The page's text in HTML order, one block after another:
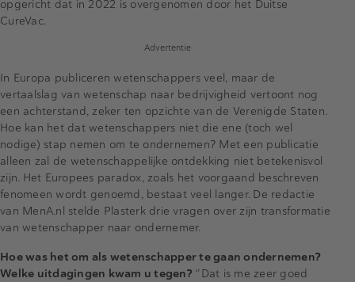
opgericht dat in 2022 is overgenomen door het Duitse
CureVac.
Advertentie
In Europa publiceren wetenschappers veel, maar de
vertaalslag van wetenschap naar bedrijvigheid vertoont nog
een achterstand, zeker ten opzichte van de Verenigde Staten.
Hoe kan het dat wetenschappers niet die ene (toch wel
nodige) stap nemen om te ondernemen? Met een publicatie
alleen zal de wetenschappelijke ontdekking niet betekenisvol
zijn. Het Europees paradox, zoals het voorgaand beschreven
fenomeen wordt genoemd, bestaat veel langer. De redactie
van MenA.nl stelde Plasterk drie vragen over zijn transformatie
van wetenschapper naar ondernemer.
Hoe was het om als wetenschapper te gaan ondernemen?
Welke uitdagingen kwam u tegen? ‘’Dat is me zeer goed